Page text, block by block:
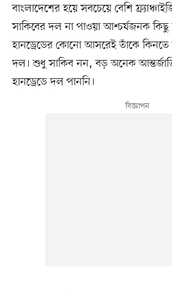
বাংলাদেশের হয়ে সবচেয়ে বেশি
সাকিবের দল না পাওয়া আশ্চর্যজনক কিছু
হানড্রেডের কোনো আসরেই তাঁকে
দল। শুধু সাকিব নন, বড় অনেক
হানড্রেডে দল পাননি।